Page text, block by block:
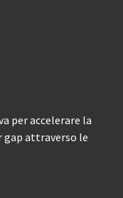
per accelerare la
gap attraverso le